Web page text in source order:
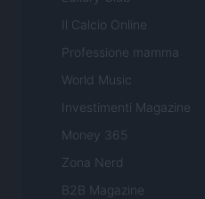
Il Calcio Online
Professione mamma
World Music
Investimenti Magazine
Money 365
Zona Nerd
B2B Magazine